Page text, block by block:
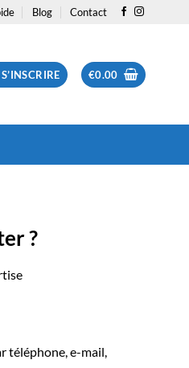
Blog Contact
€0.00
?
téléphone, e-mail,